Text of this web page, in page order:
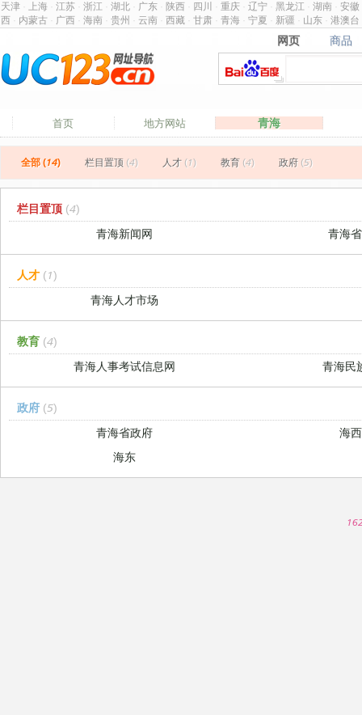
天津 上海 江苏 浙江 湖北 广东 陕西 四川 重庆 辽宁 黑龙江 湖南 安徽
西
内蒙古 广西 海南 贵州 云南 西藏 甘肃 青海 宁夏 新疆 山东 港澳台
网页
网页 商品
商品
首页 地方网站 青海
全部 (14) 栏目置顶 (4) 人才 (1) 教育 (4) 政府 (5)
栏目置顶 (4)
青海新闻网
青海
人才 (1)
青海人才市场
教育 (4)
青海人事考试信息网
青海民
政府 (5)
青海省政府
海
海东